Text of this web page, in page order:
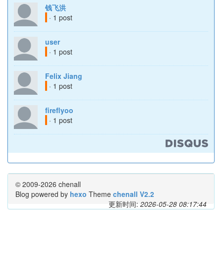
钱飞洪
· 1 post
user
· 1 post
Felix Jiang
· 1 post
fireflyoo
· 1 post
© 2009-2026 chenall
Blog powered by hexo Theme chenall V2.2
更新时间: 2026-05-28 08:17:44